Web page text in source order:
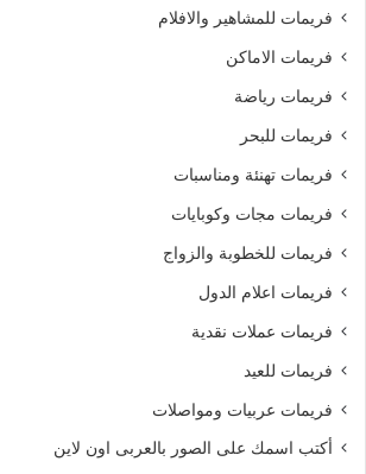
فريمات للمشاهير والافلام
فريمات الاماكن
فريمات رياضة
فريمات للبحر
فريمات تهنئة ومناسبات
فريمات مجات وكوبايات
فريمات للخطوبة والزواج
فريمات اعلام الدول
فريمات عملات نقدية
فريمات للعيد
فريمات عربيات ومواصلات
أكتب اسمك على الصور بالعربى اون لاين